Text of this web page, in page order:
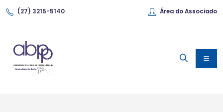
(27) 3215-5140 Área do Associado